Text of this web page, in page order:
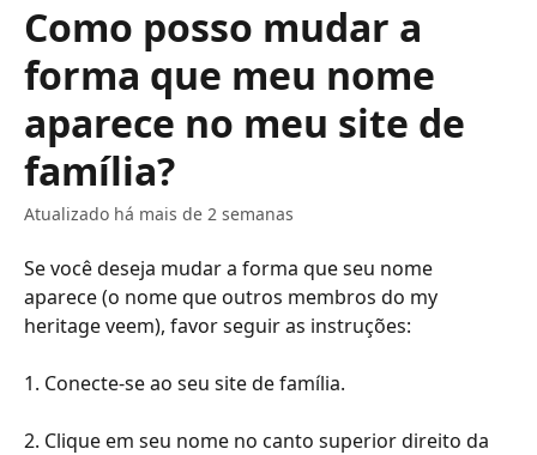
Como posso mudar a
forma que meu nome
aparece no meu site de
família?
Atualizado há mais de 2 semanas
Se você deseja mudar a forma que seu nome
aparece (o nome que outros membros do my
heritage veem), favor seguir as instruções:
​​​​​​​​​​​1. Conecte-se ao seu site de família.​
​​​​​​​​​​​​2. Clique em seu nome no canto superior direito da